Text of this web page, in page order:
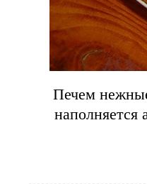
Печем
наполняется